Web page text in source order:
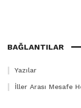
BAĞLANTILAR
Yazılar
İller Arası Mesafe